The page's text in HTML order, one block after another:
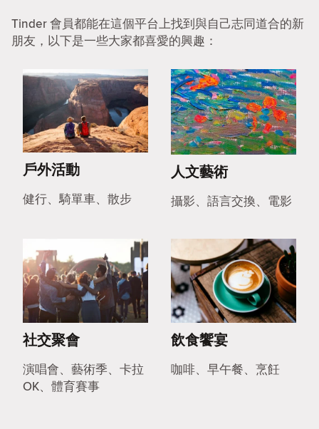
Tinder 會員都能在這個平台上找到與自己志同道合的新
朋友，以下是一些大家都喜愛的興趣：
戶外活動
健行、騎單車、散步
人文藝術
攝影、語言交換、電影
社交聚會
演唱會、藝術季、卡拉
OK、體育賽事
飲食饗宴
咖啡、早午餐、烹飪